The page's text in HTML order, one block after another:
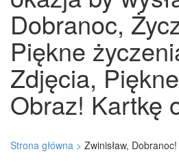
Dobranoc,
Piękne
Zdjęcia,
Obraz! Kartkę
Strona główna > Zwinisław, Dobranoc!